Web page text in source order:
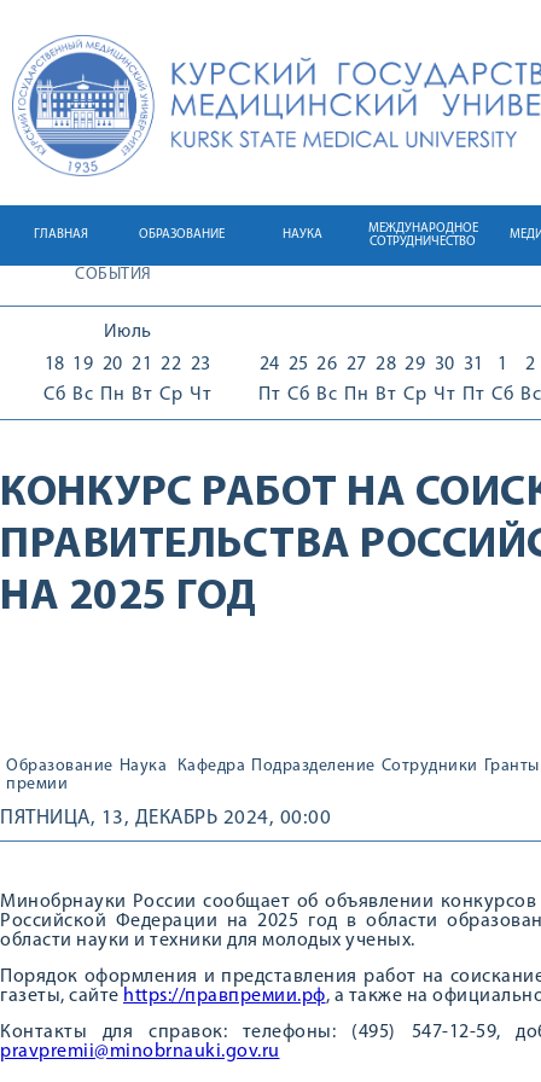
ГЛАВНАЯ ОБРАЗОВАНИЕ НАУКА
МЕЖДУНАРОДНОЕ
СОТРУДНИЧЕСТВО
СОБЫТИЯ
Июль
18
Сб
19
Вс
20
Пн
21
Вт
22
Ср
23
Чт
24
Пт
25
Сб
26
Вс
27
Пн
28
Вт
29
Ср
30
Чт
31
Пт
1
Сб
2
Вс
КОНКУРС РАБОТ НА
ПРАВИТЕЛЬСТВА
НА 2025 ГОД
Образование Наука Кафедра Подразделение Сотрудники Гранты
премии
ПЯТНИЦА, 13, ДЕКАБРЬ 2024, 00:00
Минобрнауки России сообщает об объявлении
Российской Федерации на 2025 год в области
области науки и техники для молодых ученых.
Порядок оформления и представления работ на
газеты, сайте https://правпремии.рф, а также на
Контакты для справок: телефоны: (495) 547-12-59,
pravpremii@minobrnauki.gov.ru